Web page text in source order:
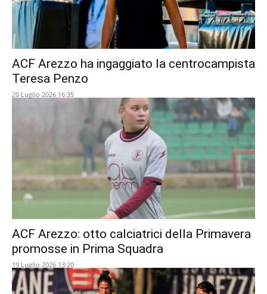
ACF Arezzo ha ingaggiato la centrocampista
Teresa Penzo
20 Luglio 2026 16:35
ACF Arezzo: otto calciatrici della Primavera
promosse in Prima Squadra
19 Luglio 2026 13:20